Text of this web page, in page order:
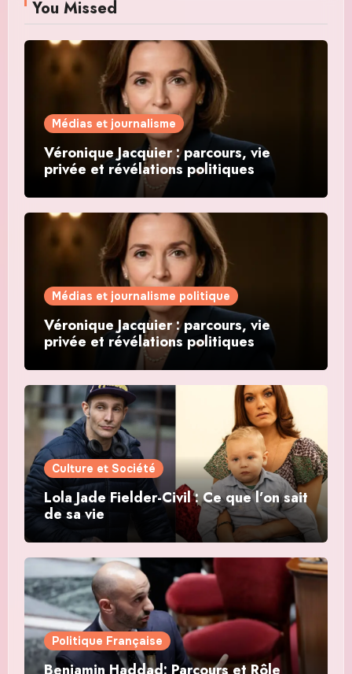
You Missed
Médias et journalisme
Véronique Jacquier : parcours, vie
privée et révélations politiques
Médias et journalisme politique
Véronique Jacquier : parcours, vie
privée et révélations politiques
Culture et Société
Lola Jade Fielder-Civil : Ce que l’on sait
de sa vie
Politique Française